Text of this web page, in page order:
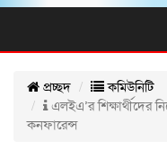
প্রচ্ছদ
কমিউনিটি
এলইএ’র শিক্ষার্থীদের
কনফারেন্স